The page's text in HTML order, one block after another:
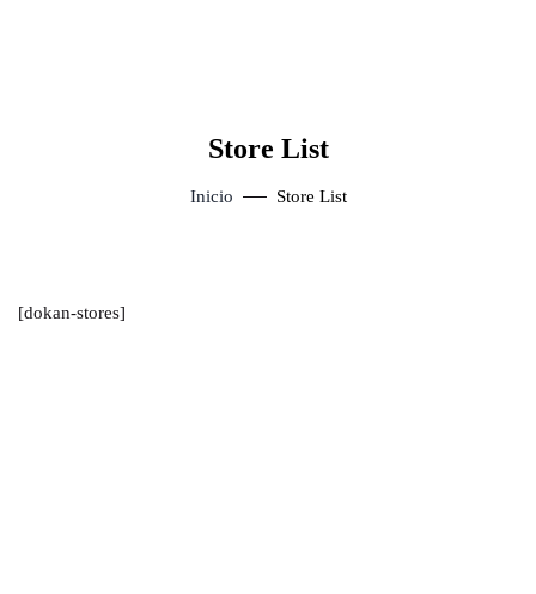
Store List
Inicio Store List
[dokan-stores]